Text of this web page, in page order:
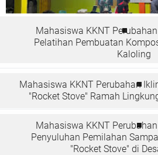
Mahasiswa KKNT
Pelatihan Pembuatan
Kaloling
Mahasiswa KKNT Perubahan
"Rocket Stove" Ramah
Mahasiswa KKNT
Penyuluhan Pemilahan
"Rocket Stove" di